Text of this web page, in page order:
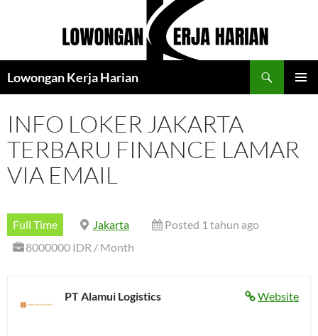
Lowongan Kerja Harian
INFO LOKER JAKARTA
TERBARU FINANCE LAMAR
VIA EMAIL
Full Time Jakarta
Posted 1 tahun ago
8000000 IDR / Month
Website
PT Alamui Logistics